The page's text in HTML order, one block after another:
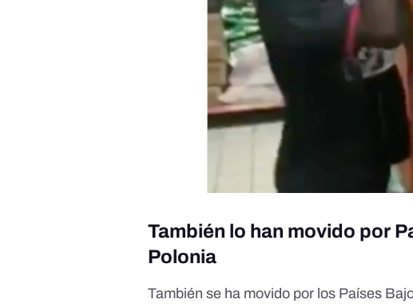
También lo han movido por
Polonia
También se ha movido por los Países